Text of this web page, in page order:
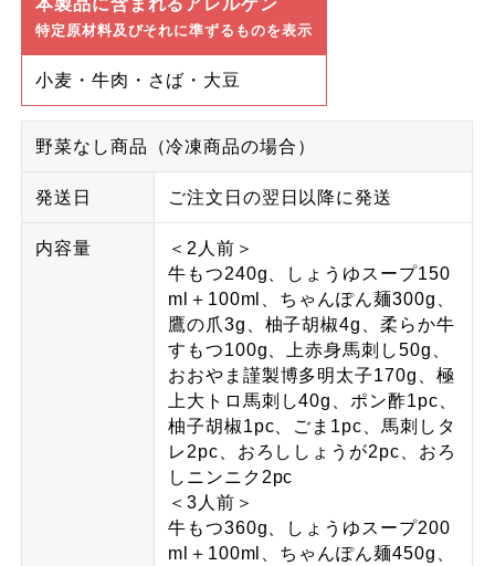
本製品に含まれるアレルゲン
特定原材料及びそれに準ずるものを表示
小麦・牛肉・さば・大豆
野菜なし商品（冷凍商品の場合）
発送日 ご注文日の翌日以降に発送
内容量
＜2人前＞
牛もつ240g、しょうゆスープ150
ml＋100ml、ちゃんぽん麺300g、
鷹の爪3g、柚子胡椒4g、柔らか牛
すもつ100g、上赤身馬刺し50g、
おおやま謹製博多明太子170g、極
上大トロ馬刺し40g、ポン酢1pc、
柚子胡椒1pc、ごま1pc、馬刺しタ
レ2pc、おろししょうが2pc、おろ
しニンニク2pc
＜3人前＞
牛もつ360g、しょうゆスープ200
ml＋100ml、ちゃんぽん麺450g、